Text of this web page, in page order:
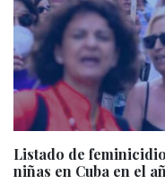
Listado de
niñas en Cuba en el